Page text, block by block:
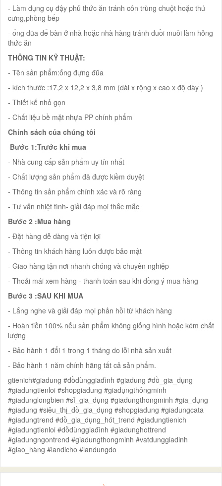
- Làm dụng cụ đậy phủ thức ăn tránh côn trùng chuột hoặc thú
cưng,phòng bếp
- ống đũa để bàn ở nhà hoặc nhà hàng tránh duồi muỗi làm hỏng
thức ăn
THÔNG TIN KỸ THUẬT:
- Tên sản phẩm:ống đựng đũa
- kích thước :17,2 x 12,2 x 3,8 mm (dài x rộng x cao x độ dày )
- Thiết kế nhỏ gọn
- Chất liệu bề mặt nhựa PP chính phẩm
Chính sách của chúng tôi
Bước 1:Trước khi mua
- Nhà cung cấp sản phẩm uy tín nhất
- Chất lượng sản phẩm đã được kiềm duyệt
- Thông tin sản phẩm chính xác và rõ ràng
- Tư vấn nhiệt tình- giải đáp mọi thắc mắc
Bước 2 :Mua hàng
- Đặt hàng dễ dàng và tiện lợi
- Thông tin khách hàng luôn được bảo mật
- Giao hàng tận nơi nhanh chóng và chuyên nghiệp
- Thoải mái xem hàng - thanh toán sau khi đồng ý mua hàng
Bước 3 :SAU KHI MUA
- Lắng nghe và giải đáp mọi phản hồi từ khách hàng
- Hoàn tiền 100% nếu sản phẩm không giống hình hoặc kém chất
lượng
- Bảo hành 1 đổi 1 trong 1 tháng do lỗi nhà sản xuất
- Bảo hành 1 năm chính hãng tất cả sản phẩm.
gtienich#giadung #đồdùnggiađình #giadung #đồ_gia_dụng
#giadungtienloi #shopgiadung #giadụngthôngminh
#giadunglongbien #sỉ_gia_dụng #giadungthongminh #gia_dụng
#giadung #siêu_thị_đồ_gia_dụng #shopgiadung #giadungcata
#giadungtrend #dồ_gia_dụng_hót_trend #giadungtienich
#giadungtienloi #dồdùnggiađình #giadunghottrend
#giadungngontrend #giadungthongminh #vatdunggiadinh
#giao_hàng #landicho #landungdo